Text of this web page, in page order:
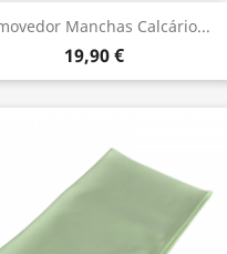
Manchas Calcário...
19,90 €
Vista rápida